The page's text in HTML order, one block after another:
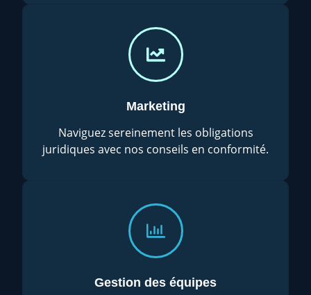
Marketing
Naviguez sereinement les obligations
juridiques avec nos conseils en conformité.
Gestion des équipes